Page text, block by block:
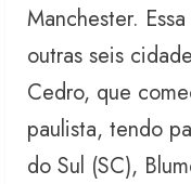
Manchester.
outras seis
Cedro, que
paulista, tendo
do Sul (SC),